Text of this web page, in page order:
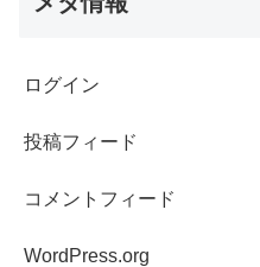
ログイン
投稿フィード
コメントフィード
WordPress.org